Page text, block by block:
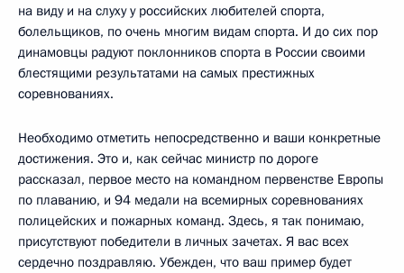
на виду и на слуху у российских любителей спорта,
болельщиков, по очень многим видам спорта. И до сих пор
динамовцы радуют поклонников спорта в России своими
блестящими результатами на самых престижных
соревнованиях.
Необходимо отметить непосредственно и ваши конкретные
достижения. Это и, как сейчас министр по дороге
рассказал, первое место на командном первенстве Европы
по плаванию, и 94 медали на всемирных соревнованиях
полицейских и пожарных команд. Здесь, я так понимаю,
присутствуют победители в личных зачетах. Я вас всех
сердечно поздравляю. Убежден, что ваш пример будет